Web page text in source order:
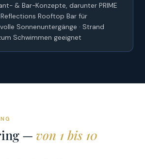
& Bar-Konzepte, darunter PRIME
Reflections Rooftop Bar für
Sonnenuntergänge · Strand
Schwimmen geeignet
— von 1 bis 10